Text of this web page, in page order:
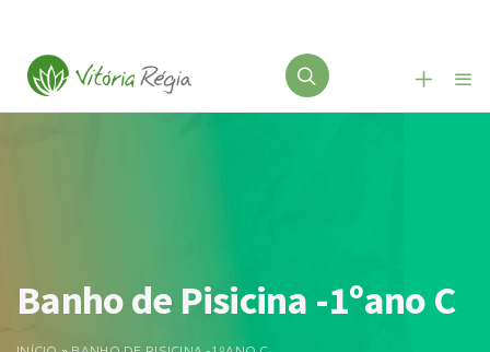
Banho de Pisicina -1ºano C